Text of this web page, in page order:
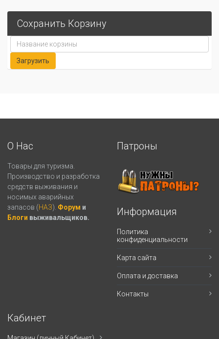
Сохранить Корзину
О Нас
Товары для туризма.
Производство и разработка
средств выживания и
носимых аварийных
запасов (НАЗ). Форум и
Блоги выживальщиков.
Патроны
Информация
Политика
конфиденциальности
Карта сайта
Оплата и доставка
Контакты
Кабинет